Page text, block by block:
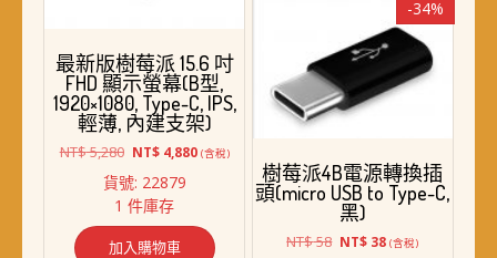
最新版樹莓派 15.6 吋
FHD 顯示螢幕(B型,
1920×1080, Type-C, IPS,
輕薄, 內建支架)
NT$5,280 原
價
格：
NT$ 5,280。
NT$4,880目
NT$ 4,880。
(含稅)
貨號: 22879
1 件庫存
加入購物車
-34%
樹莓派4B電源轉換插
頭(micro USB to Type-C,
黑)
NT$58 原
NT$ 38目(含稅)